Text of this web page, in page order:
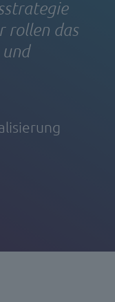
rollen das